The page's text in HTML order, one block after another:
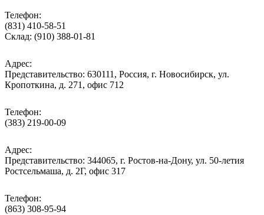
Телефон:
(831) 410-58-51
Склад: (910) 388-01-81
Адрес:
Представительство: 630111, Россия, г. Новосибирск, ул.
Кропоткина, д. 271, офис 712
Телефон:
(383) 219-00-09
Адрес:
Представительство: 344065, г. Ростов-на-Дону, ул. 50-летия
Ростсельмаша, д. 2Г, офис 317
Телефон:
(863) 308-95-94